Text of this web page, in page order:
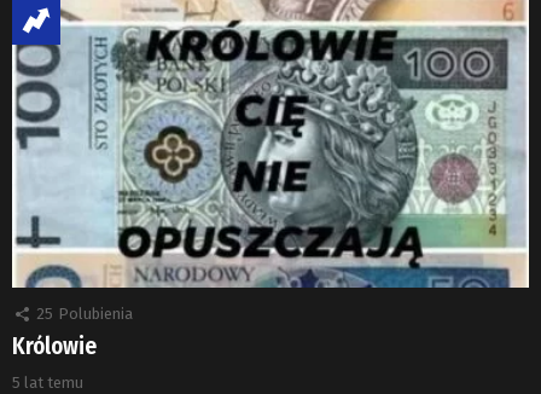
25 Polubienia
Królowie
5 lat temu